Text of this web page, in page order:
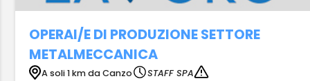
OPERAI/E DI PRODUZIONE SETTORE
METALMECCANICA
A soli 1 km da Canzo
STAFF SPA